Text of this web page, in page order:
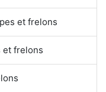
et frelons
et frelons